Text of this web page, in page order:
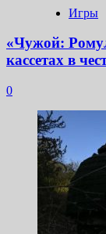
Игры
«Чужой:
кассетах в
0